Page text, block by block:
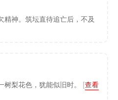
精神。筑坛直待追亡后，不及
梨花色，犹能似旧时。 [查看